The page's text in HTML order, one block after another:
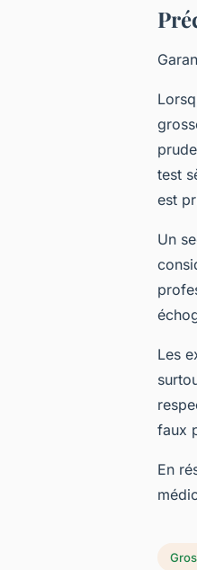
test
est
Un
Les
faux
En